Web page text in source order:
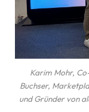
Karim Mohr,
Buchser,
und Gründer von